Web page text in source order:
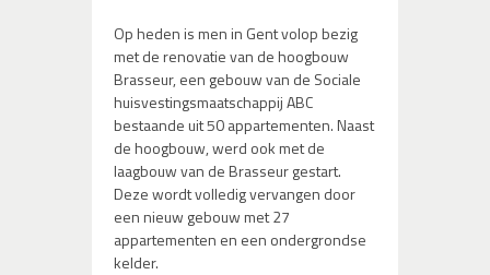
Op heden is men in Gent volop bezig
met de renovatie van de hoogbouw
Brasseur, een gebouw van de Sociale
huisvestingsmaatschappij ABC
bestaande uit 50 appartementen. Naast
de hoogbouw, werd ook met de
laagbouw van de Brasseur gestart.
Deze wordt volledig vervangen door
een nieuw gebouw met 27
appartementen en een ondergrondse
kelder.